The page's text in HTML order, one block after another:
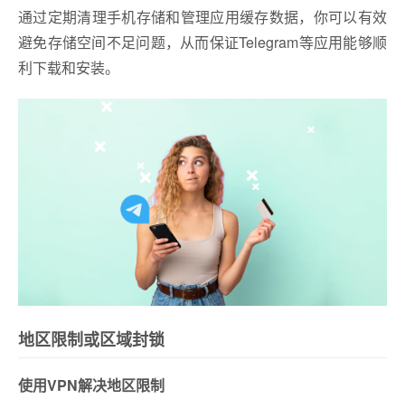
通过定期清理手机存储和管理应用缓存数据，你可以有效
避免存储空间不足问题，从而保证Telegram等应用能够顺
利下载和安装。
地区限制或区域封锁
使用VPN解决地区限制